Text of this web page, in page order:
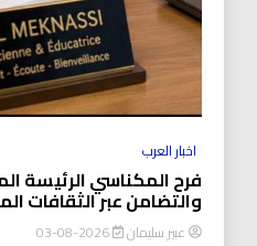
اخبار العرب
فرح المكناسي الرئيسة
والتضامن عبر الثقافات
عبير سليمان 2026-08-03